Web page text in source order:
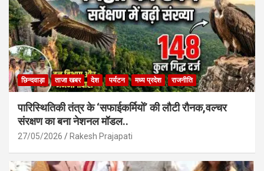
छिन्दवाड़ा ताजा खबर देश पर्यटन मध्य प्रदेश राजनीति
पारिस्थितिकी तंत्र के ‘सफाईकर्मियों’ की लौटी रौनक,वल्चर
संरक्षण का बना नेशनल मॉडल..
27/05/2026 Rakesh Prajapati